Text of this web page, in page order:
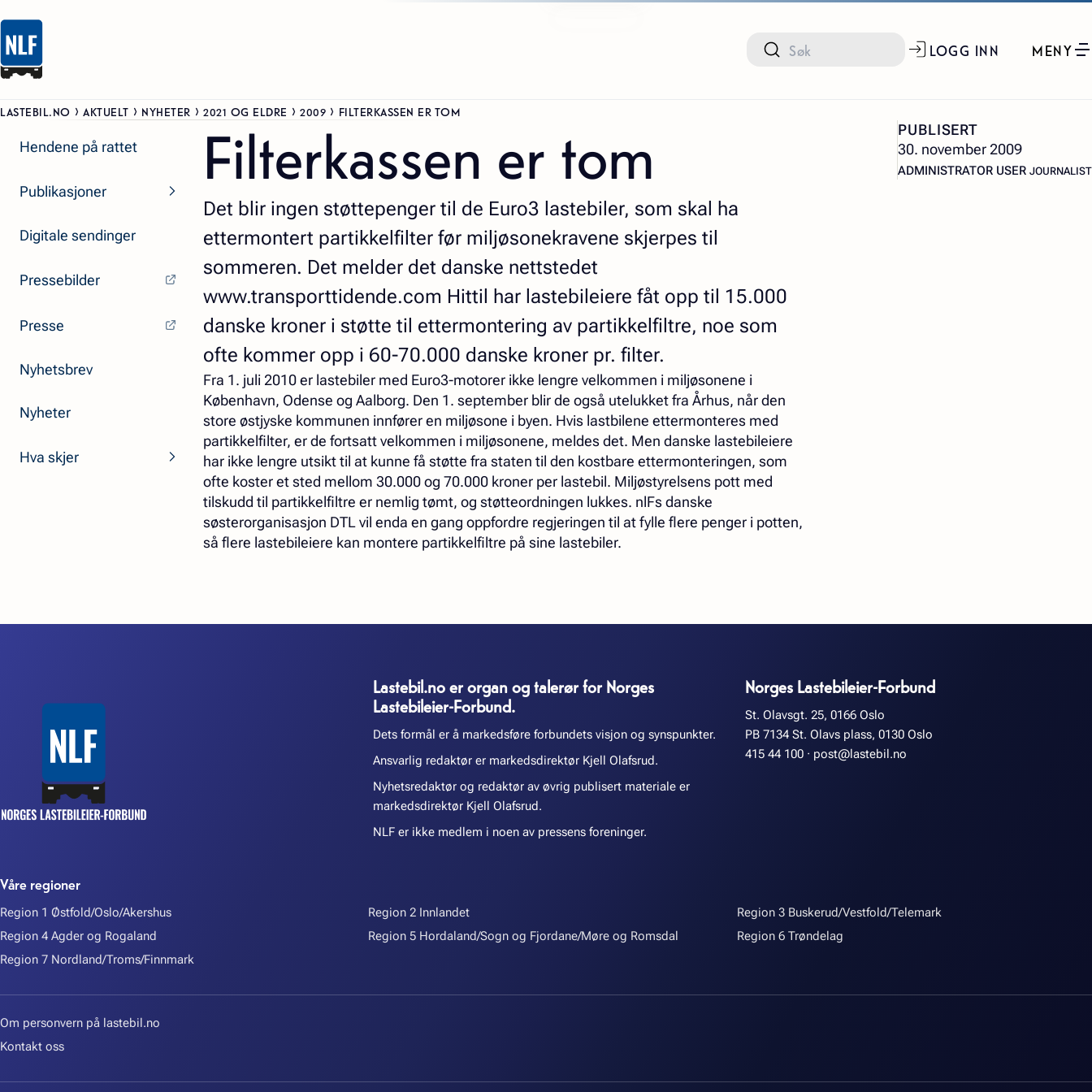
LOGG INN MENY
LASTEBIL.NO AKTUELT NYHETER 2021 OG ELDRE 2009 FILTERKASSEN ER TOM
Hendene på rattet
Publikasjoner
Digitale sendinger
Pressebilder
Presse
Nyhetsbrev
Nyheter
Hva skjer
Filterkassen er tom
Det blir ingen støttepenger til de Euro3 lastebiler, som skal ha
ettermontert partikkelfilter før miljøsonekravene skjerpes til
sommeren. Det melder det danske nettstedet
www.transporttidende.com Hittil har lastebileiere fåt opp til 15.000
danske kroner i støtte til ettermontering av partikkelfiltre, noe som
ofte kommer opp i 60-70.000 danske kroner pr. filter.
Fra 1. juli 2010 er lastebiler med Euro3-motorer ikke lengre velkommen i miljøsonene i
København, Odense og Aalborg. Den 1. september blir de også utelukket fra Århus, når den
store østjyske kommunen innfører en miljøsone i byen. Hvis lastbilene ettermonteres med
partikkelfilter, er de fortsatt velkommen i miljøsonene, meldes det. Men danske lastebileiere
har ikke lengre utsikt til at kunne få støtte fra staten til den kostbare ettermonteringen, som
ofte koster et sted mellom 30.000 og 70.000 kroner per lastebil. Miljøstyrelsens pott med
tilskudd til partikkelfiltre er nemlig tømt, og støtteordningen lukkes. nlFs danske
søsterorganisasjon DTL vil enda en gang oppfordre regjeringen til at fylle flere penger i potten,
så flere lastebileiere kan montere partikkelfiltre på sine lastebiler.
PUBLISERT
30. november 2009
ADMINISTRATOR USER –
JOURNALIST
Lastebil.no er organ og talerør for Norges
Lastebileier-Forbund.
Dets formål er å markedsføre forbundets visjon og synspunkter.
Ansvarlig redaktør er markedsdirektør Kjell Olafsrud.
Nyhetsredaktør og redaktør av øvrig publisert materiale er
markedsdirektør Kjell Olafsrud.
NLF er ikke medlem i noen av pressens foreninger.
Norges Lastebileier-Forbund
St. Olavsgt. 25, 0166 Oslo
PB 7134 St. Olavs plass, 0130 Oslo
415 44 100 · post@lastebil.no
Våre regioner
Region 1 Østfold/Oslo/Akershus Region 2 Innlandet
Region 3 Buskerud/Vestfold/Telemark
Region 4 Agder og Rogaland
Region 5 Hordaland/Sogn og Fjordane/Møre og Romsdal
Region 6 Trøndelag
Region 7 Nordland/Troms/Finnmark
Om personvern på lastebil.no
Kontakt oss